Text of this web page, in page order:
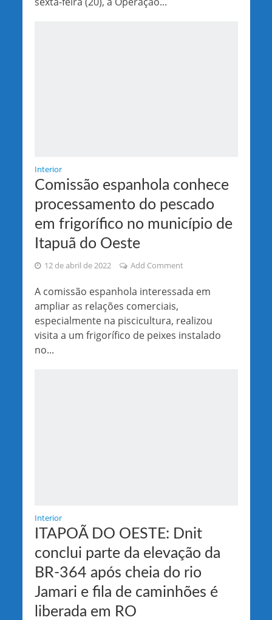
Interior
Comissão espanhola conhece
processamento do pescado
em frigorífico no município de
Itapuã do Oeste
12 de abril de 2022 Add Comment
A comissão espanhola interessada em
ampliar as relações comerciais,
especialmente na piscicultura, realizou
visita a um frigorífico de peixes instalado
no...
Interior
ITAPOÃ DO OESTE: Dnit
conclui parte da elevação da
BR-364 após cheia do rio
Jamari e fila de caminhões é
liberada em RO